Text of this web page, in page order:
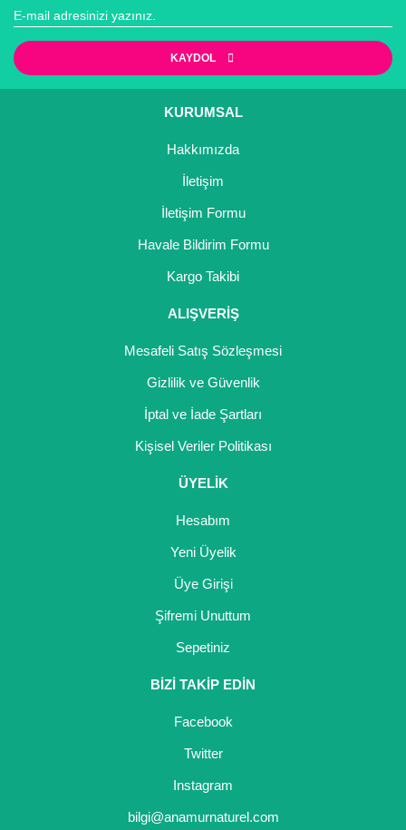
KAYDOL
KURUMSAL
Hakkımızda
İletişim
İletişim Formu
Havale Bildirim Formu
Kargo Takibi
ALIŞVERİŞ
Mesafeli Satış Sözleşmesi
Gizlilik ve Güvenlik
İptal ve İade Şartları
Kişisel Veriler Politikası
ÜYELİK
Hesabım
Yeni Üyelik
Üye Girişi
Şifremi Unuttum
Sepetiniz
BİZİ TAKİP EDİN
Facebook
Twitter
Instagram
bilgi@anamurnaturel.com